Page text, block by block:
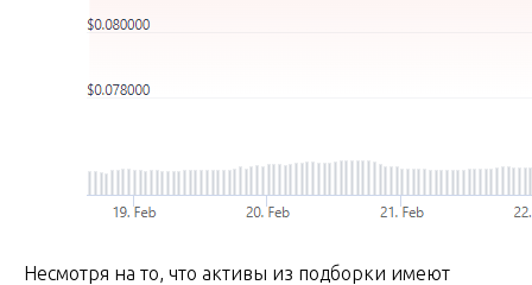
Несмотря на то, что активы из подборки имеют